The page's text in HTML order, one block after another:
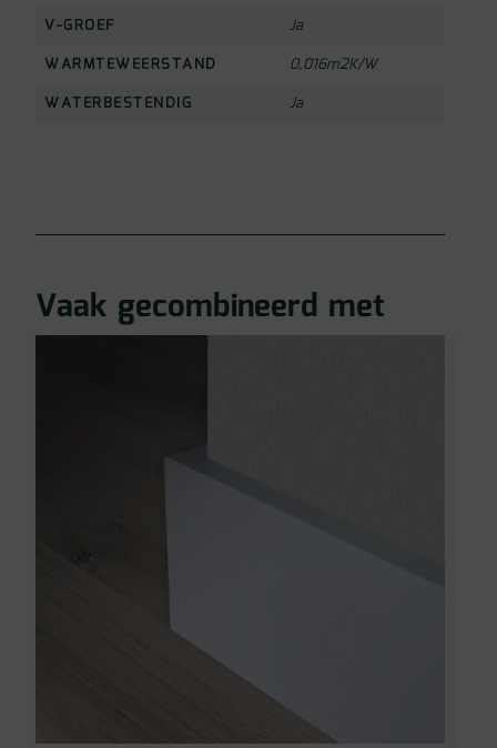
V-GROEF
Ja
WARMTEWEERSTAND
0,016m2K/W
WATERBESTENDIG
Ja
Vaak gecombineerd met